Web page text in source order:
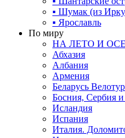
▪ Шумак (из
▪ Ярославль
По миру
НА ЛЕТО И
Абхазия
Албания
Армения
Беларусь
Босния, Сербия
Исландия
Испания
Италия.